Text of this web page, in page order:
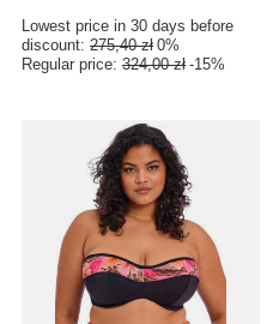
Lowest price in 30 days before
discount: 275,40 zł 0%
Regular price: 324,00 zł -15%